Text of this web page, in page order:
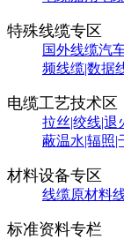
特殊线缆专区
国外线缆汽
频线缆|数据
电缆工艺技术区
拉丝|绞线|退
蔽温水|辐照|
材料设备专区
线缆原材料
标准资料专栏